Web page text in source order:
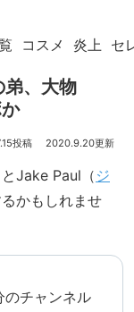
コスメ 炎上 セ
、大物
2020.9.20
とJake Paul（ ジ
かもしれませ
のチャンネル